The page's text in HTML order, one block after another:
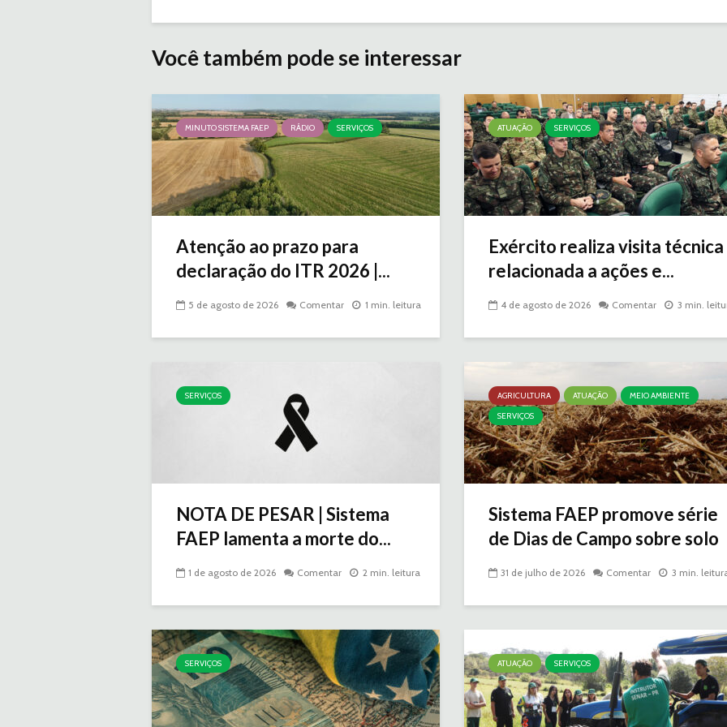
Você também pode se interessar
MINUTO SISTEMA FAEP RÁDIO SERVIÇOS
Atenção ao prazo para
declaração do ITR 2026 |...
5 de agosto de 2026 Comentar 1 min. leitura
ATUAÇÃO SERVIÇOS
Exército realiza visita técnica
relacionada a ações e...
4 de agosto de 2026 Comentar 3 min.
SERVIÇOS
NOTA DE PESAR | Sistema
FAEP lamenta a morte do...
1 de agosto de 2026 Comentar 2 min. leitura
AGRICULTURA ATUAÇÃO
MEIO AMBIENTE
SERVIÇOS
Sistema FAEP promove série
de Dias de Campo sobre solo
31 de julho de 2026 Comentar 3 min.
SERVIÇOS ATUAÇÃO SERVIÇOS